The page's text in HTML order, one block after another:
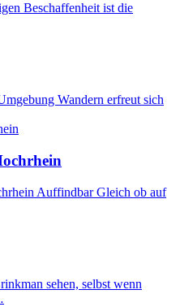
Beschaffenheit ist die
Wandern erfreut sich
Auffindbar Gleich ob auf
sehen, selbst wenn